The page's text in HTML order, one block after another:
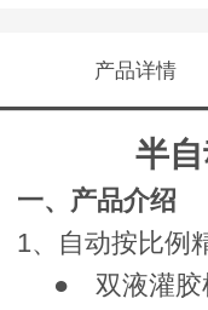
产品详情
半
一、产品介绍
1、自动按比例
● 双液灌胶